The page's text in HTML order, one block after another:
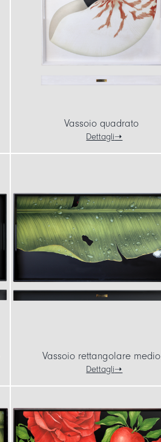
Vassoio quadrato
Dettagli
Vassoio rettangolare medio
Dettagli